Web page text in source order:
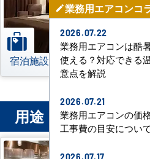
宿泊施設
用途 から業務用エ
mode_edit業務用エアコンコ
2026.07.22
業務用エアコンは酷
使える？対応できる
意点を解説
2026.07.21
業務用エアコンの価
工事費の目安について
2026.07.17